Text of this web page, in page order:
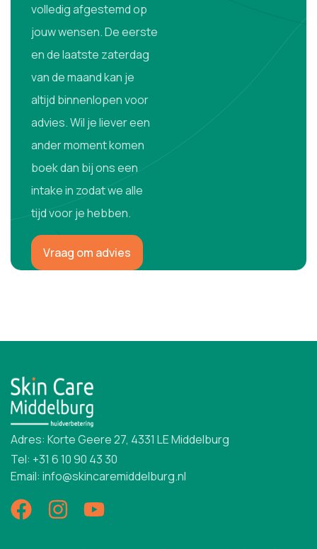
volledig afgestemd op
jouw wensen. De eerste
en de laatste zaterdag
van de maand kan je
altijd binnenlopen voor
advies. Wil je liever een
ander moment komen
boek dan bij ons een
intake in zodat we alle
tijd voor je hebben.
Vraag om advies
Adres: Korte Geere 27, 4331 LE Middelburg
Tel: +31 6 10 90 43 30
Email: info@skincaremiddelburg.nl